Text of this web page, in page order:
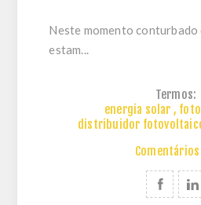
Neste momento conturbado
estam...
Termos:
energia solar ,
distribuidor